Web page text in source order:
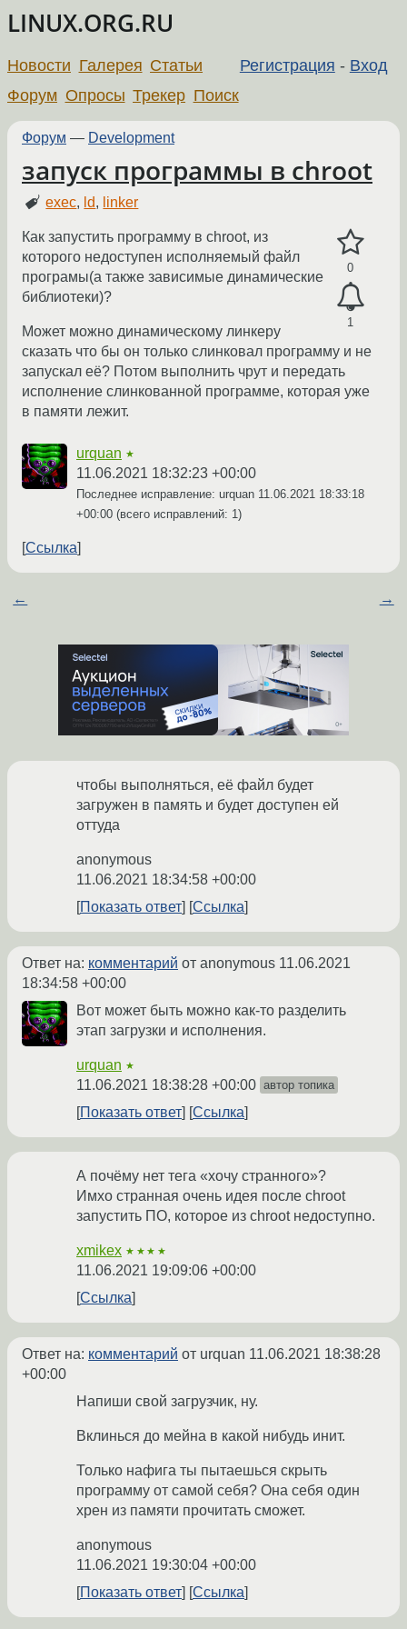
LINUX.ORG.RU
Регистрация - Вход
Новости Галерея Статьи
Форум Опросы Трекер Поиск
Форум — Development
запуск программы в chroot
exec, ld, linker
0
1
Как запустить программу в chroot, из
которого недоступен исполняемый файл
програмы(а также зависимые динамические
библиотеки)?
Может можно динамическому линкеру
сказать что бы он только слинковал программу и не
запускал её? Потом выполнить чрут и передать
исполнение слинкованной программе, которая уже
в памяти лежит.
urquan ★
11.06.2021 18:32:23 +00:00
Последнее исправление: urquan 11.06.2021 18:33:18
+00:00 (всего исправлений: 1)
Ссылка
← →
чтобы выполняться, её файл будет
загружен в память и будет доступен ей
оттуда
anonymous
11.06.2021 18:34:58 +00:00
Показать ответ
Ссылка
Ответ на: комментарий от anonymous 11.06.2021
18:34:58 +00:00
Вот может быть можно как-то разделить
этап загрузки и исполнения.
urquan ★
11.06.2021 18:38:28 +00:00 автор топика
Показать ответ Ссылка
А почёму нет тега «хочу странного»?
Имхо странная очень идея после chroot
запустить ПО, которое из chroot недоступно.
xmikex ★★★★
11.06.2021 19:09:06 +00:00
Ссылка
Ответ на: комментарий от urquan 11.06.2021 18:38:28
+00:00
Напиши свой загрузчик, ну.
Вклинься до мейна в какой нибудь инит.
Только нафига ты пытаешься скрыть
программу от самой себя? Она себя один
хрен из памяти прочитать сможет.
anonymous
11.06.2021 19:30:04 +00:00
Показать ответ
Ссылка